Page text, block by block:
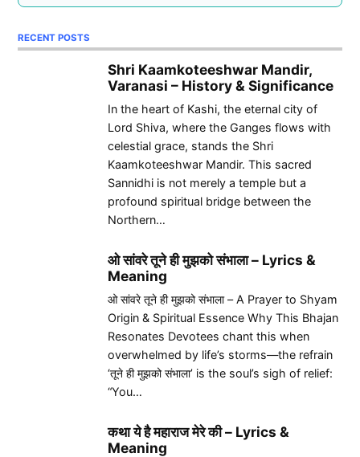
RECENT POSTS
Shri Kaamkoteeshwar Mandir,
Varanasi – History & Significance
In the heart of Kashi, the eternal city of
Lord Shiva, where the Ganges flows with
celestial grace, stands the Shri
Kaamkoteeshwar Mandir. This sacred
Sannidhi is not merely a temple but a
profound spiritual bridge between the
Northern…
ओ सांवरे तूने ही मुझको संभाला – Lyrics &
Meaning
ओ सांवरे तूने ही मुझको संभाला – A Prayer to Shyam
Origin & Spiritual Essence Why This Bhajan
Resonates Devotees chant this when
overwhelmed by life’s storms—the refrain
‘तूने ही मुझको संभाला’ is the soul’s sigh of relief:
“You…
कथा ये है महाराज मेरे की – Lyrics &
Meaning